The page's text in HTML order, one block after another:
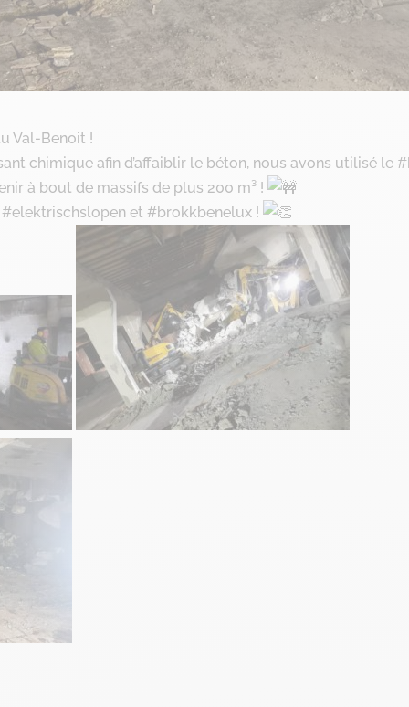
Val-Benoit !
chimique afin d’affaiblir le béton, nous avons utilisé le
à bout de massifs de plus 200 m³ !
#elektrischslopen et #brokkbenelux !